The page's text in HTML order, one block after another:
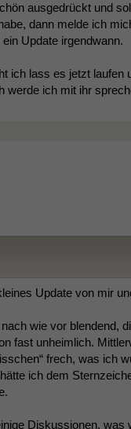
ausgedrückt und
dann melde ich
Update irgendwann.
ich lass es jetzt laufen
werde ich mit ihr
Update von mir
wie vor blendend,
fast unheimlich.
frech, was ich
ich dem
Diskussionen, was